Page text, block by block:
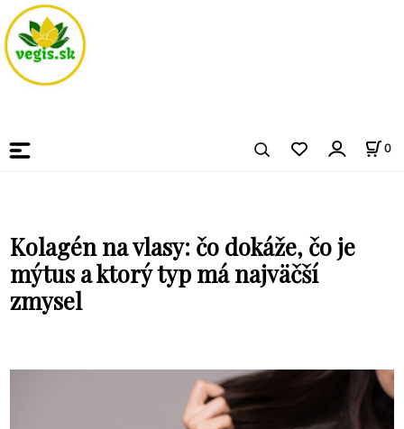
0
Kolagén na vlasy: čo dokáže, čo je
mýtus a ktorý typ má najväčší
zmysel